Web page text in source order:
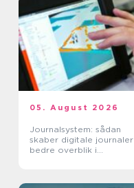
05. August 2026
Journalsystem: sådan
skaber digitale journaler
bedre overblik i